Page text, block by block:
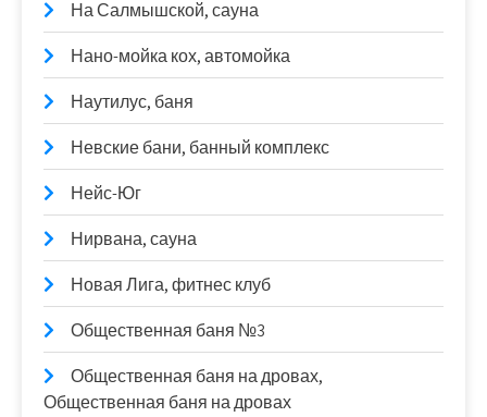
На Салмышской, сауна
Нано-мойка кох, автомойка
Наутилус, баня
Невские бани, банный комплекс
Нейс-Юг
Нирвана, сауна
Новая Лига, фитнес клуб
Общественная баня №3
Общественная баня на дровах,
Общественная баня на дровах